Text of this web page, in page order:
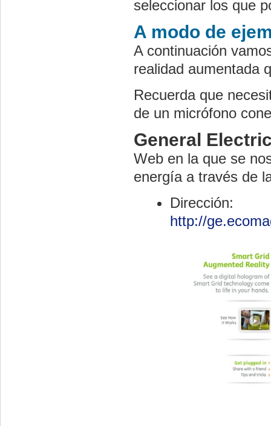
seleccionar los que
A modo de
A continuación
realidad aumentada
Recuerda que
de un micrófono
General
Web en la que se
energía a través de
Dirección:
http://